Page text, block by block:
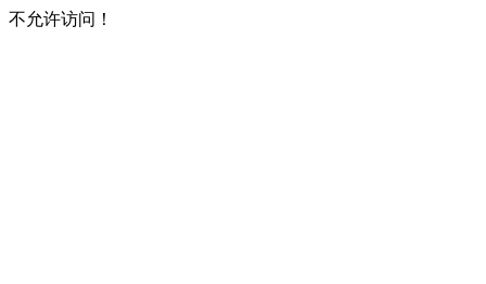
不允许访问！